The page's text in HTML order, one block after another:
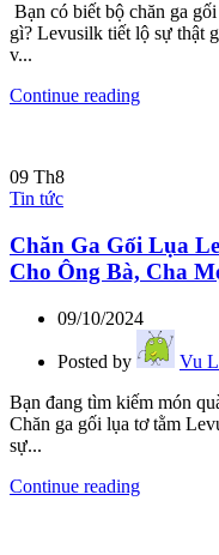
Bạn có biết bộ chăn ga
gì? Levusilk tiết lộ sự thật
v...
Continue reading
09 Th8
Tin tức
Chăn Ga Gối Lụa
Cho Ông Bà, Cha
09/10/2024
Posted by
Vu
Bạn đang tìm kiếm món
Chăn ga gối lụa tơ tằm
sự...
Continue reading